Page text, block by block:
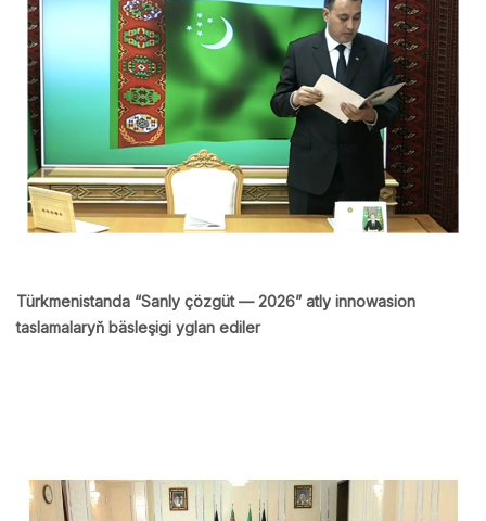
Türkmenistanda “Sanly çözgüt — 2026” atly innowasion
taslamalaryň bäsleşigi yglan ediler